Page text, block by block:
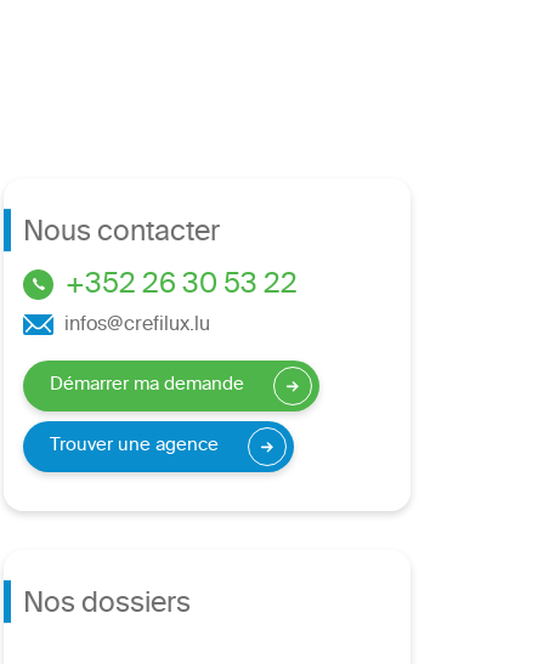
Nous contacter
+352 26 30 53 22
infos@crefilux.lu
Démarrer ma demande
Trouver une agence
Nos dossiers